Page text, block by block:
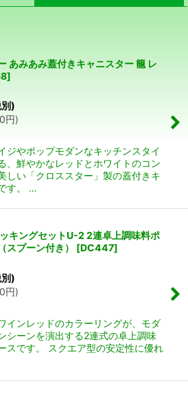
あみあみ蓋付きキャニスター 籠 レ
]
)
円)
ジやポップモダンなキッチンスタイ
、鮮やかなレッドとホワイトのコン
しい「クロススター」製の蓋付きキ
す。 …
キングセットU-2 2連卓上調味料ポ
スプーン付き）
[DC447]
)
円)
インレッドのカラーリングが、モダ
シーンを演出する2連式の卓上調味
スです。 スクエア型の安定性に優れ